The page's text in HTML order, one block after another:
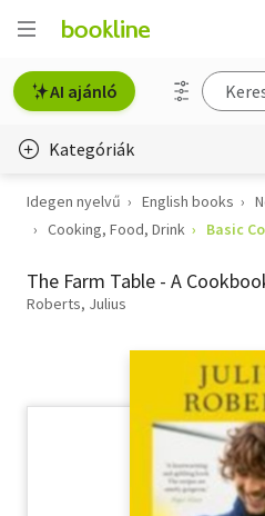
AI ajánló
Kategóriák
Életmód, egészség
Gyermek- és ifjúsági
Hobbi, szabadidő
Idegen nyelvű English books
Cooking, Food, Drink
Basic
The Farm Table - A
Roberts, Julius